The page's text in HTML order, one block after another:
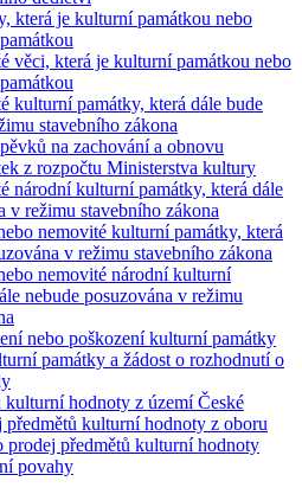
která je kulturní památkou nebo
věci, která je kulturní památkou nebo
kulturní památky, která dále bude
stavebního zákona
na zachování a obnovu
z rozpočtu Ministerstva kultury
národní kulturní památky, která dále
v režimu stavebního zákona
nemovité kulturní památky, která
v režimu stavebního zákona
nemovité národní kulturní
nebude posuzována v režimu
nebo poškození kulturní památky
památky a žádost o rozhodnutí o
hodnoty z území České
předmětů kulturní hodnoty z oboru
prodej předmětů kulturní hodnoty
povahy